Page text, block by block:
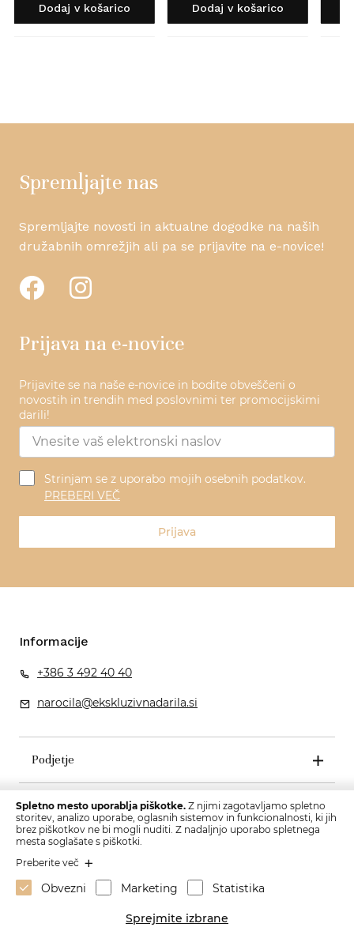
Dodaj v košarico Dodaj v košarico
Spremljajte nas
Spremljajte novosti in aktualne dogodke na naših
družabnih omrežjih ali pa se prijavite na e-novice!
Prijava na e-novice
Prijavite se na naše e-novice in bodite obveščeni o
novostih in trendih med poslovnimi ter promocijskimi
darili!
Strinjam se z uporabo mojih osebnih podatkov.
PREBERI VEČ
Prijava
Informacije
+386 3 492 40 40
narocila@ekskluzivnadarila.si
Podjetje
Pogoji poslovanja
Spletno mesto uporablja piškotke. Z njimi zagotavljamo spletno
storitev, analizo uporabe, oglasnih sistemov in funkcionalnosti, ki jih
brez piškotkov ne bi mogli nuditi. Z nadaljnjo uporabo spletnega
mesta soglašate s piškotki.
Preberite več
Obvezni Marketing Statistika
Sprejmite izbrane